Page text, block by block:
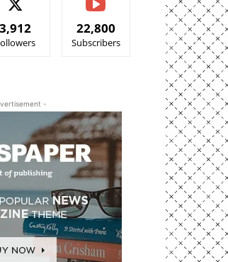
3,912 22,800
Subscribers
-